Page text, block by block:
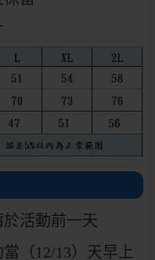
活動前一天
（12/13）天早上